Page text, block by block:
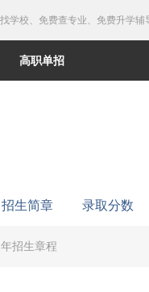
学校、免费查专业、免费升学辅
高职单招
招生简章 录取分数
招生章程